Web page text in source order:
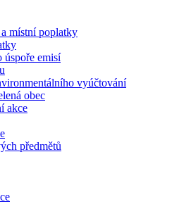
místní poplatky
úspoře emisí
vyúčtování
obec
akce
předmětů